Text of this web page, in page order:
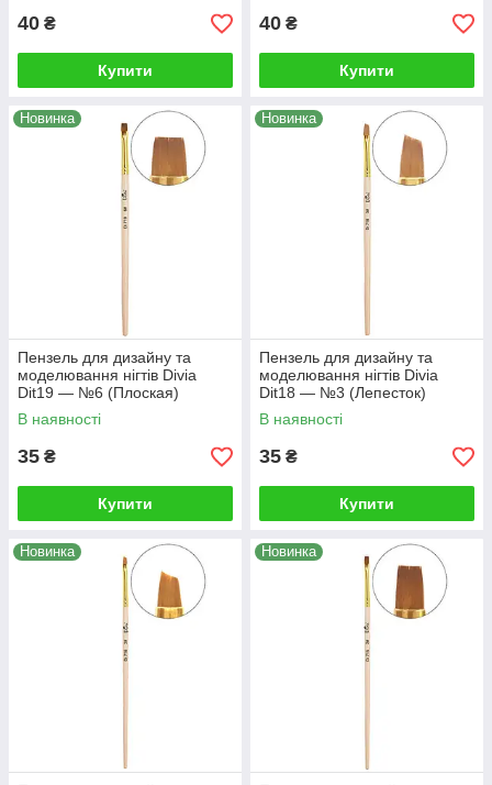
40 ₴
Купити
40 ₴
Купити
Новинка
Пензель для дизайну та
моделювання нігтів Divia
Dit19 — №6 (Плоская)
В наявності
35 ₴
Купити
Новинка
Пензель для дизайну та
моделювання нігтів Divia
Dit18 — №3 (Лепесток)
В наявності
35 ₴
Купити
Новинка Новинка